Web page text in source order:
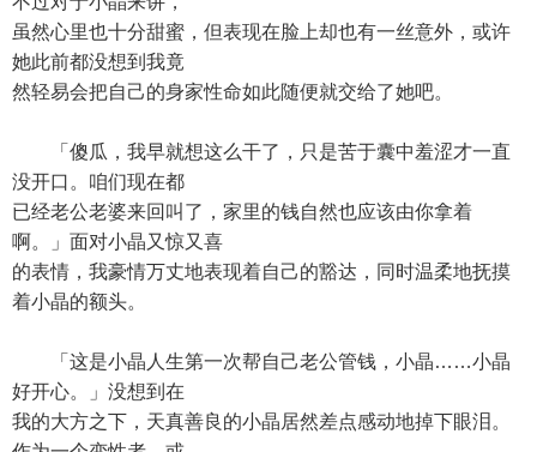
虽然心里也十分甜蜜，但表现在脸上却也有一丝意外，或许
她此前都没想到我竟
然轻易会把自己的身家性命如此随便就交给了她吧。
「傻瓜，我早就想这么干了，只是苦于囊中羞涩才一直
没开口。咱们现在都
已经老公老婆来回叫了，家里的钱自然也应该由你拿着
啊。」面对小晶又惊又喜
的表情，我豪情万丈地表现着自己的豁达，同时温柔地抚摸
着小晶的额头。
「这是小晶人生第一次帮自己老公管钱，小晶……小晶
好开心。」没想到在
我的大方之下，天真善良的小晶居然差点感动地掉下眼泪。